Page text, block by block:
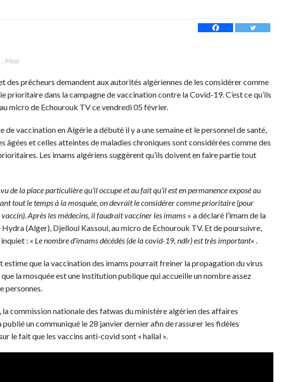
, Mess
des prêcheurs demandent aux autorités algériennes de les considérer comme
prioritaire dans la campagne de vaccination contre la Covid-19. C’est ce qu’ils
micro de Echourouk TV ce vendredi 05 février.
de vaccination en Algérie a débuté il y a une semaine et le personnel de santé,
âgées et celles atteintes de maladies chroniques sont considérées comme des
Les imams algériens suggèrent qu’ils doivent en faire partie tout
vu de la place particulière qu’il occupe et au fait qu’il est en permanence exposé au
tout le temps à la mosquée, on devrait le considérer comme prioritaire (pour
Après les médecins, il faudrait vacciner les imams » a déclaré l’imam de la
Hydra (Alger), Djelloul Kassoul, au micro de Echourouk TV. Et de poursuivre,
: « Le nombre d’imams décédés (de la covid-19, ndlr) est très important« .
estime que la vaccination des imams pourrait freiner la propagation du virus
la mosquée est une institution publique qui accueille un nombre assez
personnes.
la commission nationale des fatwas du ministère algérien des affaires
publié un communiqué le 28 janvier dernier afin de rassurer les fidèles
le fait que les vaccins anti-covid sont « hallal ».